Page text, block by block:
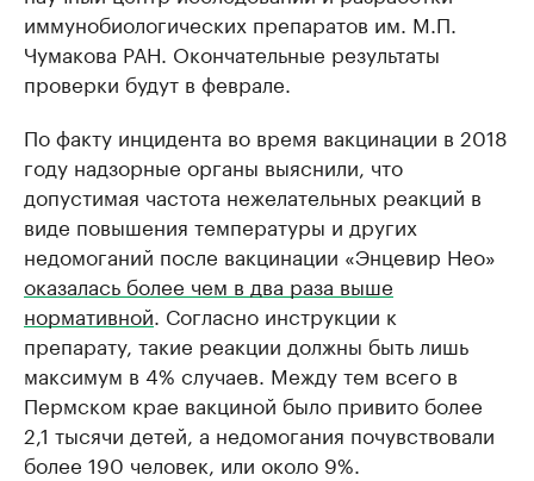
иммунобиологических препаратов им. М.П.
Чумакова РАН. Окончательные результаты
проверки будут в феврале.
По факту инцидента во время вакцинации в 2018
году надзорные органы выяснили, что
допустимая частота нежелательных реакций в
виде повышения температуры и других
недомоганий после вакцинации «Энцевир Нео»
оказалась более чем в два раза выше
нормативной. Согласно инструкции к
препарату, такие реакции должны быть лишь
максимум в 4% случаев. Между тем всего в
Пермском крае вакциной было привито более
2,1 тысячи детей, а недомогания почувствовали
более 190 человек, или около 9%.